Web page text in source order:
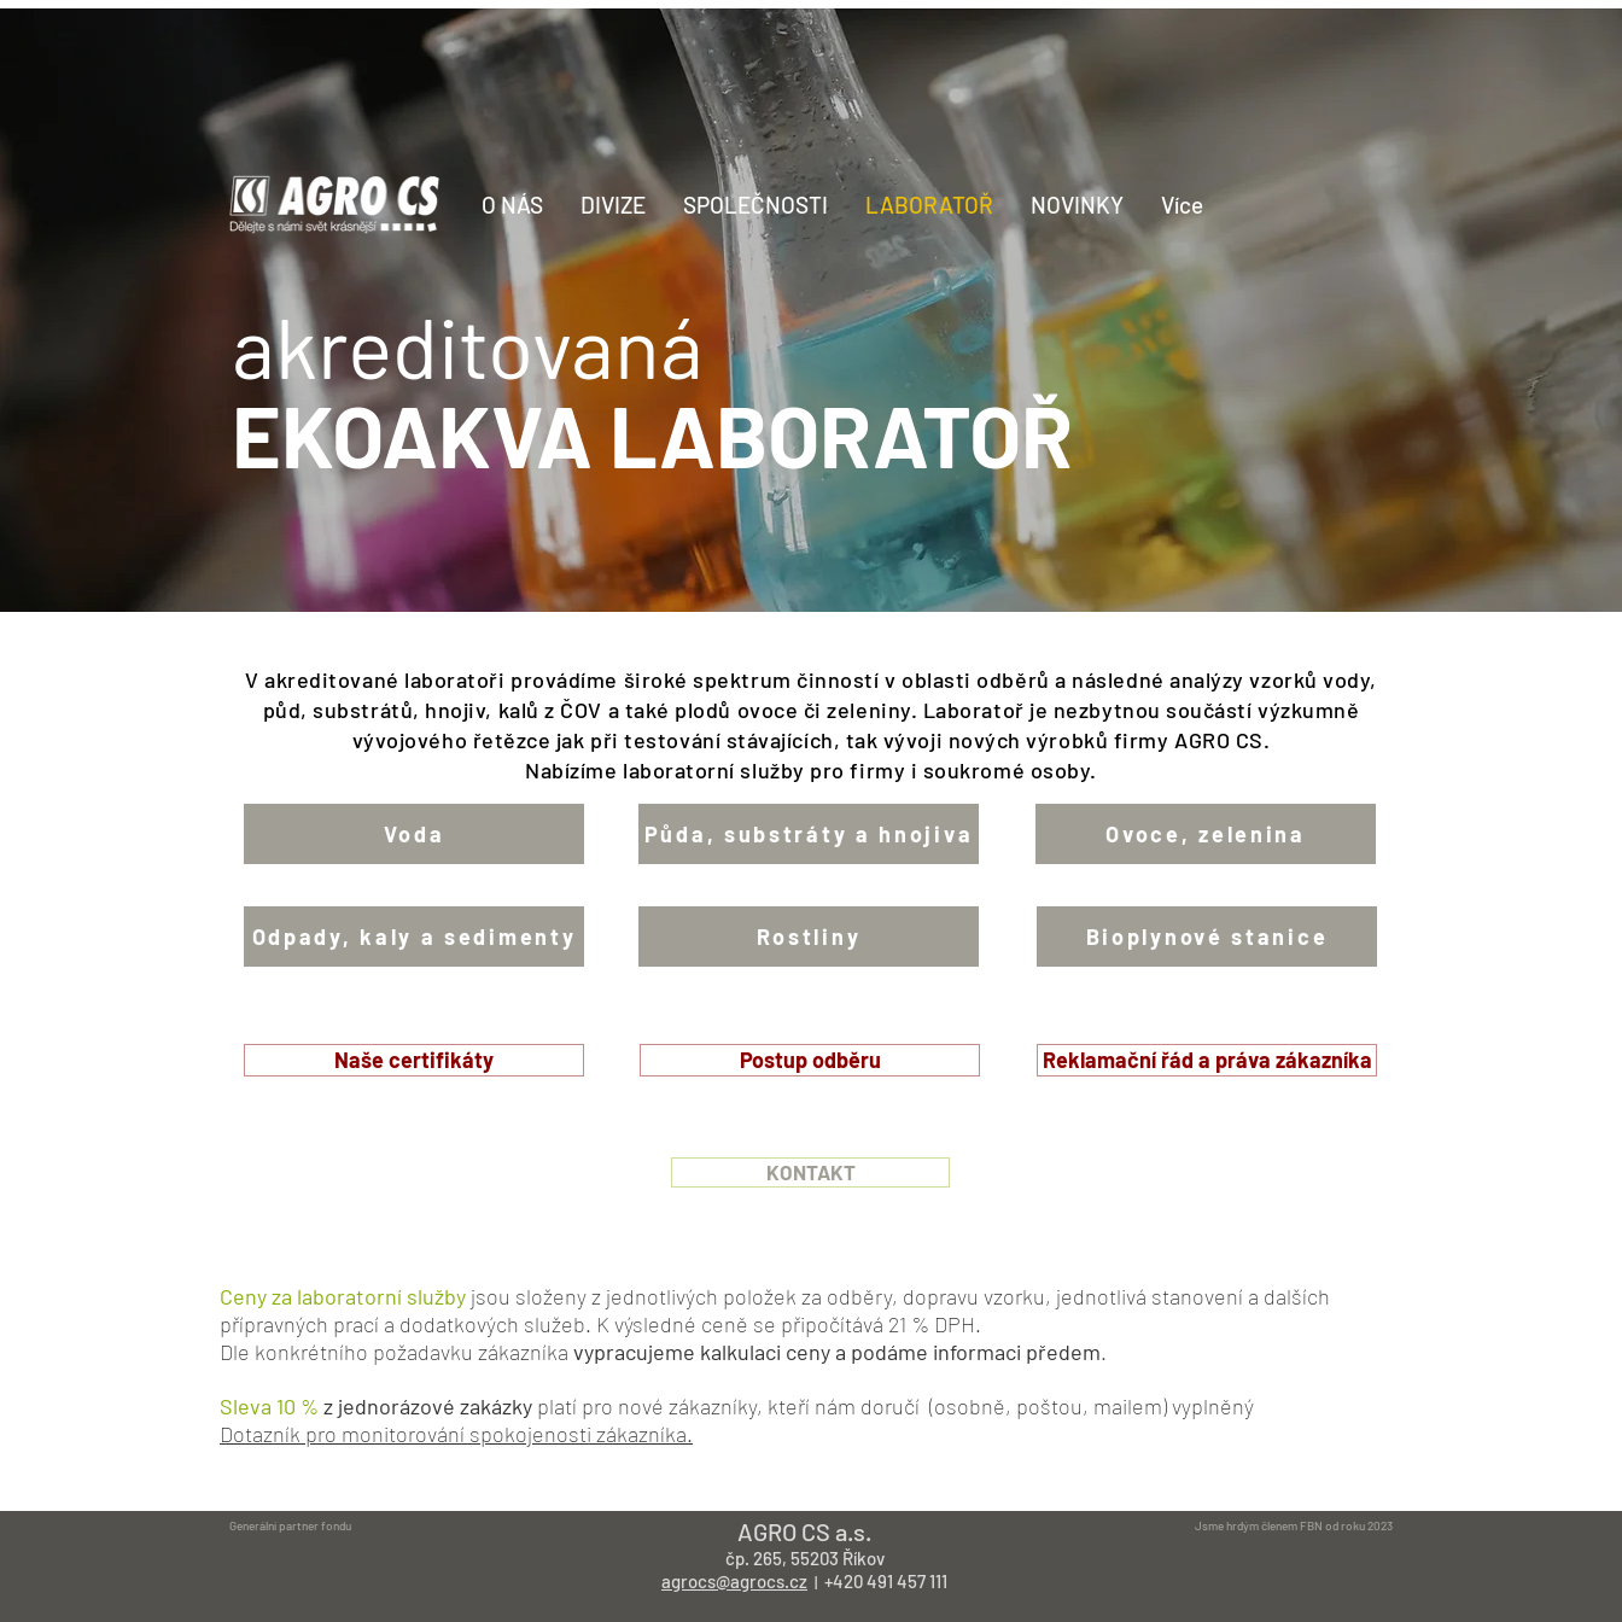
akreditovaná
EKOAKVA LABORATOŘ
V akreditované laboratoři provádíme široké spektrum činností v oblasti odběrů a následné analýzy vzorků vody,
půd, substrátů, hnojiv, kalů z ČOV a také plodů ovoce či zeleniny. Laboratoř je nezbytnou součástí výzkumně
vývojového řetězce jak při testování stávajících, tak vývoji nových výrobků firmy AGRO CS.
Nabízíme laboratorní služby pro firmy i soukromé osoby.
Voda
Odpady, kaly a sedimenty
Půda, substráty a hnojiva
Rostliny
Ovoce, zelenina
Bioplynové stanice
Naše certifikáty Postup odběru Reklamační řád a práva zákazníka
KONTAKT
Ceny za laboratorní služby jsou složeny z jednotlivých položek za odběry, dopravu vzorku, jednotlivá stanovení a dalších
přípravných prací a dodatkových služeb. K výsledné ceně se připočítává 21 % DPH.
Dle konkrétního požadavku zákazníka vypracujeme kalkulaci ceny a podáme informaci předem.
Sleva 10 % z jednorázové zakázky platí pro nové zákazníky, kteří nám doručí (osobně, poštou, mailem) vyplněný
Dotazník pro monitorování spokojenosti zákazníka.
O NÁS DIVIZE SPOLEČNOSTI LABORATOŘ NOVINKY Více
Generální partner fondu AGRO CS a.s.
čp. 265, 55203 Říkov
agrocs@agrocs.cz | +420 491 457 111
Jsme hrdým členem FBN od roku 2023